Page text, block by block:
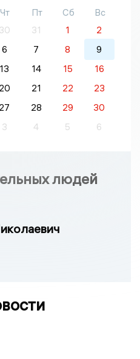
Чт Пт Сб
Вс
30 31 1
2
6 7 8
9
13 14 15
16
20 21 22
23
27 28 29
30
3 4 5 6
людей